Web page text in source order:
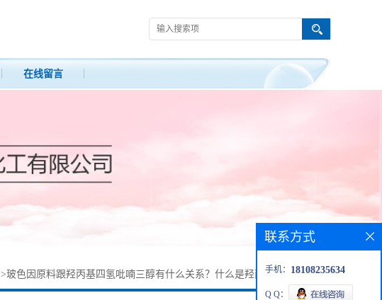
在线留言
>玻色因原料跟羟丙基四氢吡喃三醇有什么关系？什么是羟丙基四氢吡喃三
联系方式
手机： 18108235634
Q Q：